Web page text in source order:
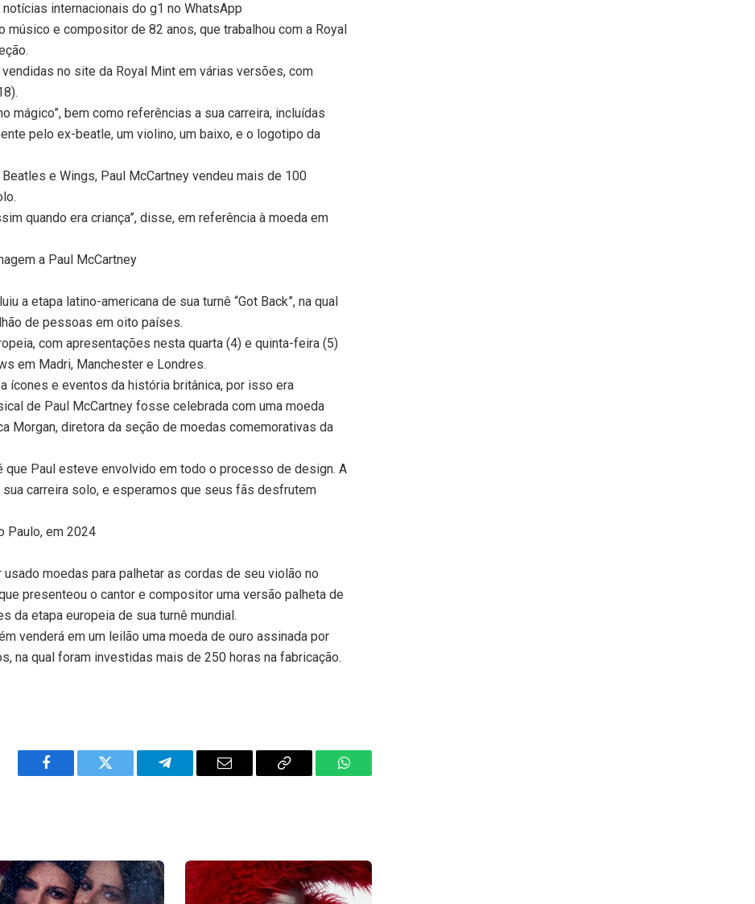
internacionais do g1 no WhatsApp
músico e compositor de 82 anos, que trabalhou com a Royal
no site da Royal Mint em várias versões, com
mágico”, bem como referências a sua carreira, incluídas
pelo ex-beatle, um violino, um baixo, e o logotipo da
e Wings, Paul McCartney vendeu mais de 100
quando era criança”, disse, em referência à moeda em
a Paul McCartney
a etapa latino-americana de sua turnê “Got Back”, na qual
de pessoas em oito países.
com apresentações nesta quarta (4) e quinta-feira (5)
em Madri, Manchester e Londres.
ícones e eventos da história britânica, por isso era
de Paul McCartney fosse celebrada com uma moeda
Morgan, diretora da seção de moedas comemorativas da
que Paul esteve envolvido em todo o processo de design. A
carreira solo, e esperamos que seus fãs desfrutem
Paulo, em 2024
moedas para palhetar as cordas de seu violão no
presenteou o cantor e compositor uma versão palheta de
da etapa europeia de sua turnê mundial.
venderá em um leilão uma moeda de ouro assinada por
na qual foram investidas mais de 250 horas na fabricação.
Facebook Twitter Telegram Email
Copy
WhatsApp